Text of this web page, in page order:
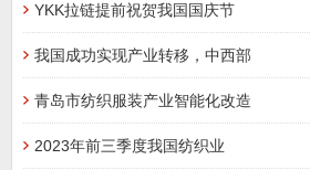
YKK拉链提前祝贺我国国庆节
我国成功实现产业转移，中西部
青岛市纺织服装产业智能化改造
2023年前三季度我国纺织业